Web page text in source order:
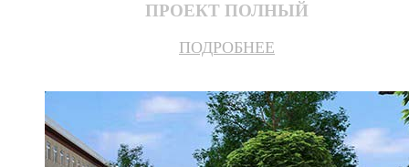
ПРОЕКТ ПОЛНЫЙ
ПОДРОБНЕЕ